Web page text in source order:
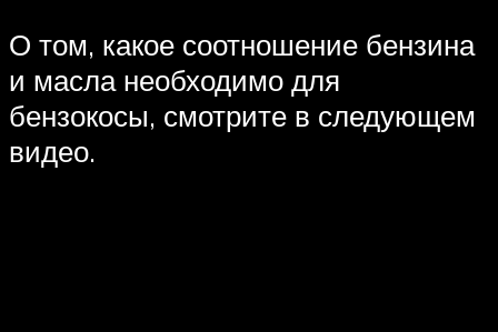
О том, какое соотношение бензина
и масла необходимо для
бензокосы, смотрите в следующем
видео.